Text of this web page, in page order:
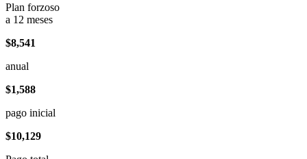
Plan forzoso
a 12 meses
$8,541
anual
$1,588
pago inicial
$10,129